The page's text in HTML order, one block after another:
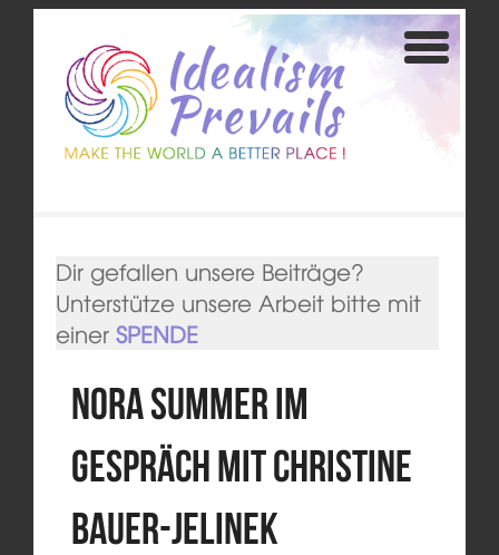
Dir gefallen unsere Beiträge?
Unterstütze unsere Arbeit bitte mit
einer SPENDE
Nora Summer im
Gespräch mit Christine
Bauer-Jelinek